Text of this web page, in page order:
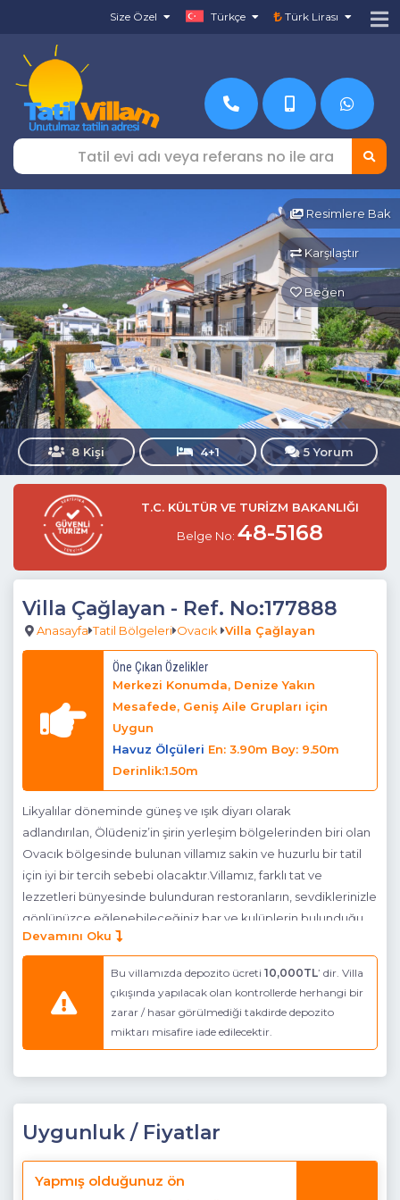
Size Özel Türkçe Türk Lirası
Resimlere Bak
Karşılaştır
Beğen
8 Kişi 4+1 5 Yorum
T.C. KÜLTÜR VE TURİZM BAKANLIĞI
Belge No: 48-5168
Villa Çağlayan - Ref. No:177888
Anasayfa Tatil Bölgeleri Ovacık Villa Çağlayan
Öne Çıkan Özelikler
Merkezi Konumda, Denize Yakın
Mesafede, Geniş Aile Grupları için
Uygun
Havuz Ölçüleri En: 3.90m Boy: 9.50m
Derinlik:1.50m
Likyalılar döneminde güneş ve ışık diyarı olarak
adlandırılan, Ölüdeniz’in şirin yerleşim bölgelerinden biri olan
Ovacık bölgesinde bulunan villamız sakin ve huzurlu bir tatil
için iyi bir tercih sebebi olacaktır.Villamız, farklı tat ve
lezzetleri bünyesinde bulunduran restoranların, sevdiklerinizle
gönlünüzce eğlenebileceğiniz bar ve kulüplerin bulunduğu
Ovacık ve Hisarönü merkeze sadece yürüyüş
mesafesindedir.Ünlü Mendos Dağı ve Babadağı esintileriyle
muhteşem bir lokasyonda yer alan, geniş bir bahçeye sahip
olan villamızda, keyfinizce zaman geçirirken aynı zamanda
geçen Ölüdeniz dolmuşlarıyla ulaşabilirsiniz.
Villa Ekstraları: İnternet, Masa tenisi, Kamelya, Şömine,Açık
Havuz Katı Teras: Güneşlenme alanı, Özel havuz, Özel
Detayları:6 adet şezlong, Oturma grubu, Mangal, Güneş
Devamını Oku
Bu villamızda depozito ücreti 10,000TL’ dir. Villa
çıkışında yapılacak olan kontrollerde herhangi bir
zarar / hasar görülmediği takdirde depozito
miktarı misafire iade edilecektir.
Uygunluk / Fiyatlar
Yapmış olduğunuz ön